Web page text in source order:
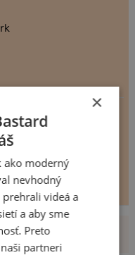
×
ako moderný
nevhodný
prehrali videá a
a aby sme
Preto
partneri